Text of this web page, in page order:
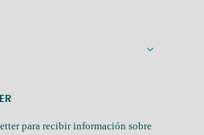

para recibir información sobre